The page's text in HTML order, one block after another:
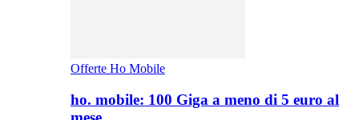
Offerte Ho Mobile
ho. mobile: 100 Giga a meno di 5 euro al